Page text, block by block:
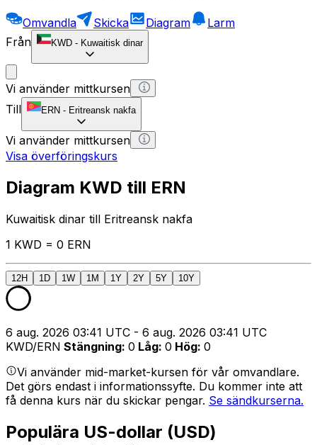
Omvandla Skicka Diagram
Larm
Från
KWD - Kuwaitisk dinar
Vi använder mittkursen
Till
ERN - Eritreansk nakfa
Vi använder mittkursen
Visa överföringskurs
Diagram KWD till ERN
Kuwaitisk dinar till Eritreansk nakfa
1 KWD = 0 ERN
12H 1D 1W 1M 1Y 2Y 5Y 10Y
6 aug. 2026 03:41 UTC - 6 aug. 2026 03:41 UTC
KWD/ERN Stängning: 0 Låg: 0 Hög: 0
Vi använder mid-market-kursen för vår omvandlare.
Det görs endast i informationssyfte. Du kommer inte att
få denna kurs när du skickar pengar. Se sändkurserna.
Populära US-dollar (USD)